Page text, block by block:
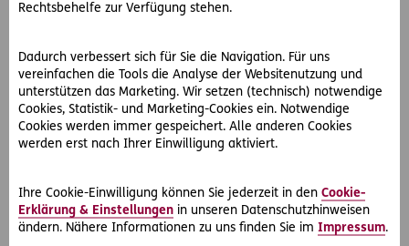
Rechtsbehelfe zur Verfügung stehen.
Dadurch verbessert sich für Sie die Navigation. Für uns
vereinfachen die Tools die Analyse der Websitenutzung und
unterstützen das Marketing. Wir setzen (technisch) notwendige
Cookies, Statistik- und Marketing-Cookies ein. Notwendige
Cookies werden immer gespeichert. Alle anderen Cookies
werden erst nach Ihrer Einwilligung aktiviert.
Ihre Cookie-Einwilligung können Sie jederzeit in den Cookie-
Erklärung & Einstellungen in unseren Datenschutzhinweisen
ändern. Nähere Informationen zu uns finden Sie im Impressum.
UBIMET zählt zu den führenden Wetter­dienstleistern in
aus den Bereichen Meteorologie, Informatik, Physik,
Biologie und Geographie erstellen präzise, individuelle und
auf Sie zugeschnittene Wetter­vorhersagen. Die
Kooperation mit Ubimet ermöglicht es uns, den Kunden ein
gratis Unwetterwarnservice für unsere Produkte Sicher
Wohnen und Kfz-Schutz zu bieten.
www.ubimet.at